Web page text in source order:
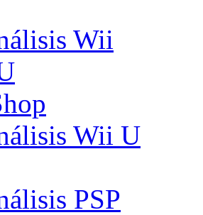
Wii
Wii U
PSP